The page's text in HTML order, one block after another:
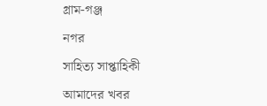
গ্রাম-গঞ্জ
নগর
সাহিত্য সাপ্তাহিকী
আমাদের খবর